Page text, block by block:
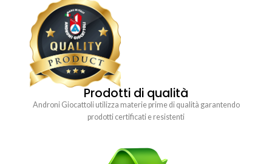
Prodotti di qualità
Androni Giocattoli utilizza materie prime di qualità garantendo
prodotti certificati e resistenti